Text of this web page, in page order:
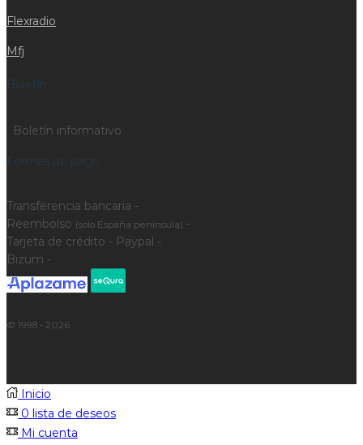
Flexradio
Mfj
Boletín
Boletín informativo
Formas de pago
Transferencia bancaria -
Reembolso (solo España península) -
Tarjeta de crédito - Paypal -
Bizum -
© 1998 - 2026
Inicio
0 lista de deseos
Mi cuenta